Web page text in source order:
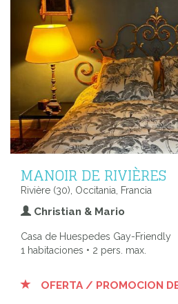
MANOIR DE RIVIÈRES
Rivière (30), Occitania, Francia
Christian & Mario
Casa de Huespedes Gay-Friendly
1 habitaciones • 2 pers. max.
OFERTA / PROMOCION